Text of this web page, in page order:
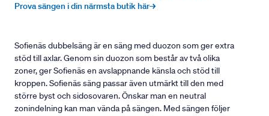
Prova sängen i din närmsta butik här→
Sofienäs dubbelsäng är en säng med duozon som ger extra
stöd till axlar. Genom sin duozon som består av två olika
zoner, ger Sofienäs en avslappnande känsla och stöd till
kroppen. Sofienäs säng passar även utmärkt till den med
större byst och sidosovaren. Önskar man en neutral
zonindelning kan man vända på sängen. Med sängen följer